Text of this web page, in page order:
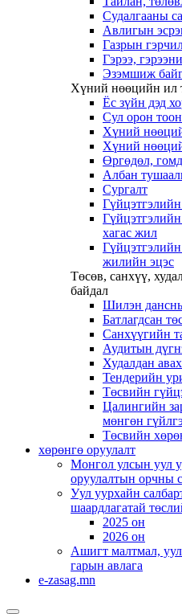
Судалгааны
Авлигын
Газрын
Гэрээ,
Эзэмшиж
Хүний нөөцийн ил
Ёс зүйн дэд
Сул орон
Хүний
Хүний
Өргөдөл,
Албан
Сургалт
хагас жил
жилийн эцэс
Төсөв, санхүү,
байдал
Шилэн
Батлагдсан
Санхүүгийн
Аудитын
Худалдан
Тендерийн
Төсвийн
Цалингийн
мөнгөн
Төсвийн
хөрөнгө оруулалт
Монгол улсын уул
оруулалтын орчны
Уул уурхайн
шаардлагатай
2025 он
2026 он
Ашигт малтмал,
гарын авлага
e-zasag.mn